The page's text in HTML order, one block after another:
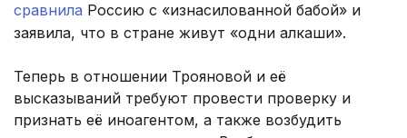
сравнила Россию с «изнасилованной бабой» и
заявила, что в стране живут «одни алкаши».
Теперь в отношении Трояновой и её
высказываний требуют провести проверку и
признать её иноагентом, а также возбудить